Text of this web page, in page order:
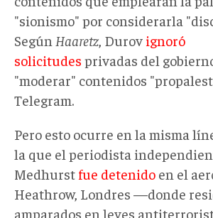
"sionismo" por considerarla
Según Haaretz, Durov ignoró
solicitudes privadas del
"moderar" contenidos
Telegram.
Pero esto ocurre en la misma
la que el periodista
Medhurst fue detenido en el
Heathrow, Londres —donde
amparados en leyes